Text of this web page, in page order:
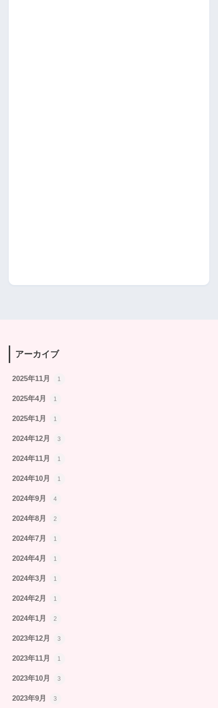
アーカイブ
2025年11月 1
2025年4月 1
2025年1月 1
2024年12月 3
2024年11月 1
2024年10月 1
2024年9月 4
2024年8月 2
2024年7月 1
2024年4月 1
2024年3月 1
2024年2月 1
2024年1月 2
2023年12月 3
2023年11月 1
2023年10月 3
2023年9月 3